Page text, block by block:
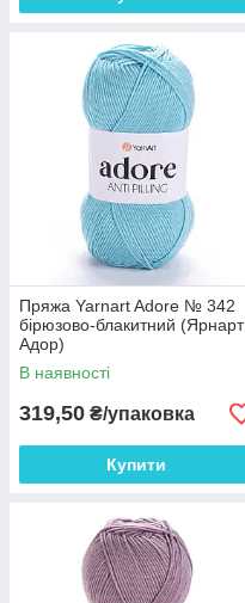
Пряжа Yarnart Adore № 342
бірюзово-блакитний (Ярнарт
Адор)
В наявності
319,50 ₴/упаковка
Купити